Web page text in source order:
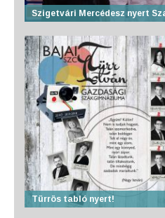
Szigetvári Mercédesz nyert
Türrös tabló nyert!